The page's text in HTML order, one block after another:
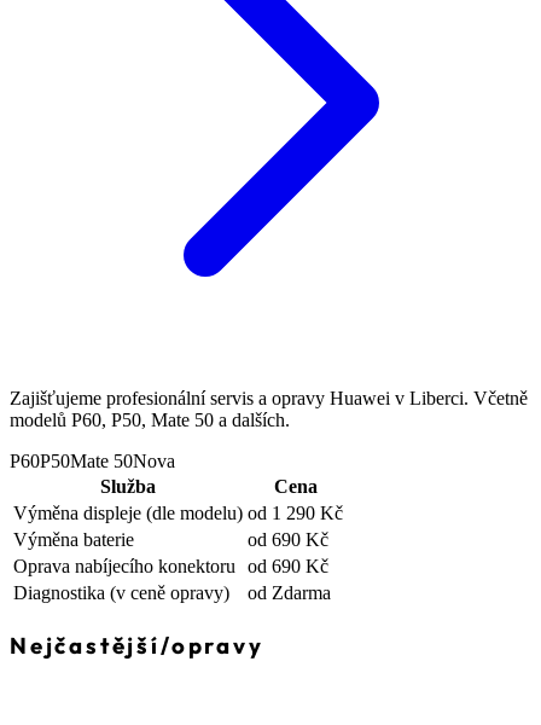
Zajišťujeme profesionální servis a opravy Huawei v Liberci. Včetně
modelů P60, P50, Mate 50 a dalších.
P60P50Mate 50Nova
Služba
Cena
Výměna displeje (dle modelu) od 1 290 Kč
Výměna baterie
od 690 Kč
Oprava nabíjecího konektoru
od 690 Kč
Diagnostika (v ceně opravy) od Zdarma
Nejčastější/opravy